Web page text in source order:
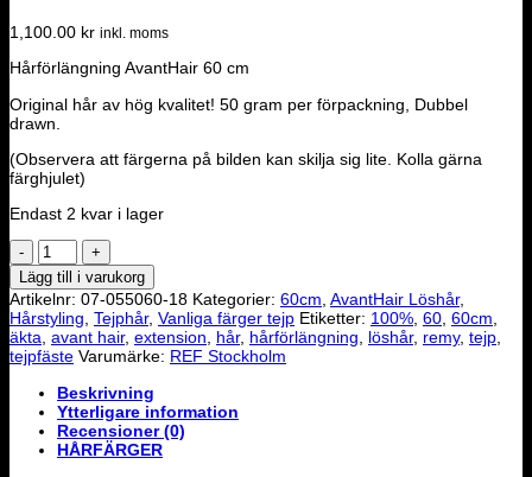
1,100.00 kr inkl. moms
Hårförlängning AvantHair 60 cm
Original hår av hög kvalitet! 50 gram per förpackning, Dubbel
drawn.
(Observera att färgerna på bilden kan skilja sig lite. Kolla gärna
färghjulet)
Endast 2 kvar i lager
Löshår
AvantHair
60
cm
-
Remy
(#18)
Lägg till i varukorg
Artikelnr: 07-055060-18 Kategorier: 60cm, AvantHair Löshår,
Hårstyling, Tejphår, Vanliga färger tejp Etiketter: 100%, 60, 60cm,
äkta, avant hair, extension, hår, hårförlängning, löshår, remy, tejp,
tejpfäste Varumärke: REF Stockholm
Beskrivning
Ytterligare information
Recensioner (0)
HÅRFÄRGER